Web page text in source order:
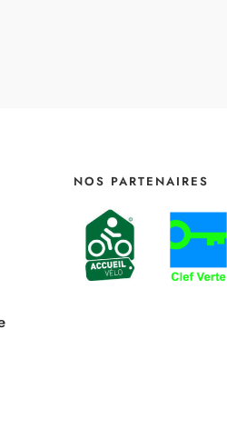
NOS PARTENAIRES